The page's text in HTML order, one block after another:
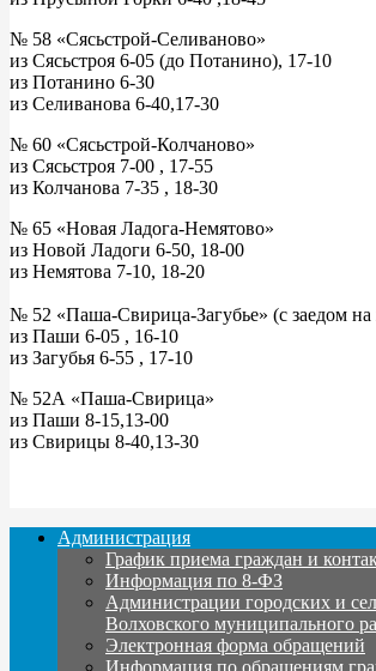
№ 58 «Сясьстрой-Селиваново»
из Сясьстроя 6-05 (до Потанино), 17-10
из Потанино 6-30
из Селиванова 6-40,17-30
№ 60 «Сясьстрой-Колчаново»
из Сясьстроя 7-00 , 17-55
из Колчанова 7-35 , 18-30
№ 65 «Новая Ладога-Немятово»
из Новой Ладоги 6-50, 18-00
из Немятова 7-10, 18-20
№ 52 «Паша-Свирица-Загубье» (с заедом на
из Паши 6-05 , 16-10
из Загубья 6-55 , 17-10
№ 52А «Паша-Свирица»
из Паши 8-15,13-00
из Свирицы 8-40,13-30
Администрация
График приема граждан и
Информация по 8-ФЗ
Администрации городских и
Волховского муниципального
Электронная форма обращений
Информация по обращениям